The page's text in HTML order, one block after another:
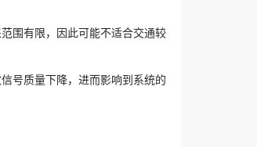
围有限，因此可能不适合交通较
号质量下降，进而影响到系统的